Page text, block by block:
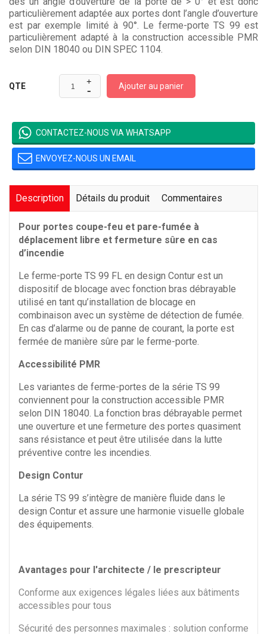
particulièrement adaptée aux portes dont l’angle d’ouverture
est par exemple limité à 90°. Le ferme-porte TS 99 est
particulièrement adapté à la construction accessible PMR
selon DIN 18040 ou DIN SPEC 1104.
QTE Ajouter au panier
CONTACTEZ-NOUS VIA WHATSAPP
ENVOYEZ-NOUS UN EMAIL
Description Détails du produit Commentaires
Pour portes coupe-feu et pare-fumée à
déplacement libre et fermeture sûre en cas
d’incendie
Le ferme-porte TS 99 FL en design Contur est un
dispositif de blocage avec fonction bras débrayable
utilisé en tant qu’installation de blocage en
combinaison avec un système de détection de fumée.
En cas d’alarme ou de panne de courant, la porte est
fermée de manière sûre par le ferme-porte.
Accessibilité PMR
Les variantes de ferme-portes de la série TS 99
conviennent pour la construction accessible PMR
selon DIN 18040. La fonction bras débrayable permet
une ouverture et une fermeture des portes quasiment
sans résistance et peut être utilisée dans la lutte
préventive contre les incendies.
Design Contur
La série TS 99 s’intègre de manière fluide dans le
design Contur et assure une harmonie visuelle globale
des équipements.
Avantages pour l'architecte / le prescripteur
Conforme aux exigences légales liées aux bâtiments
accessibles pour tous
Sécurité des personnes maximales : solution conforme